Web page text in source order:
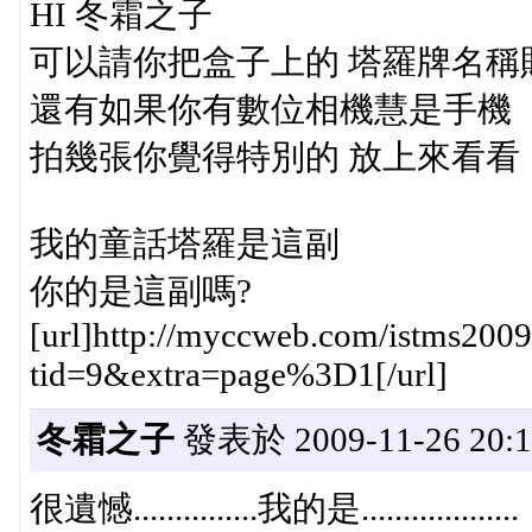
HI 冬霜之子
可以請你把盒子上的 塔羅牌名稱
還有如果你有數位相機慧是手機
拍幾張你覺得特別的 放上來看看
我的童話塔羅是這副
你的是這副嗎?
[url]http://myccweb.com/
tid=9&extra=page%3D1[/url]
冬霜之子發表於 2009-11-26
很遺憾...............我的是...................